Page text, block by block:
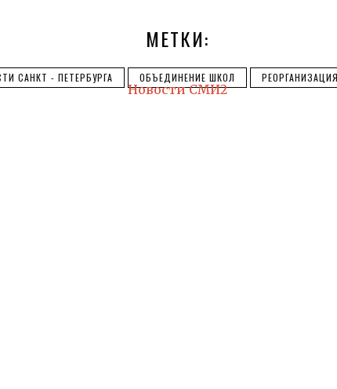
МЕТКИ:
САНКТ - ПЕТЕРБУРГА ОБЪЕДИНЕНИЕ ШКОЛ РЕОРГАНИЗАЦИЯ
Новости СМИ2